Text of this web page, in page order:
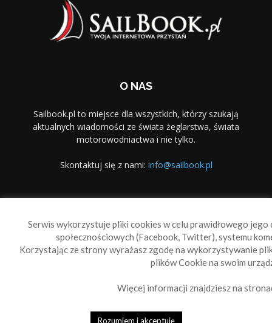
O NAS
Sailbook.pl to miejsce dla wszystkich, którzy szukają
aktualnych wiadomości ze świata żeglarstwa, świata
motorowodniactwa i nie tylko.
Skontaktuj się z nami: info@sailbook.pl
Reklama
Polityka prywatności
Serwis wykorzystuje pliki cookies w celu prawidłowego
społecznościowych (Facebook, Twitter), systemu
Korzystając ze strony wyrażasz zgodę na wykorzystywanie
plików Cookie na swoim
Więcej informacji znajdziesz na
Rozumiem i akceptuję